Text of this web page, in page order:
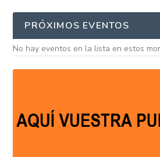
PRÓXIMOS EVENTOS
No hay eventos en la lista en estos